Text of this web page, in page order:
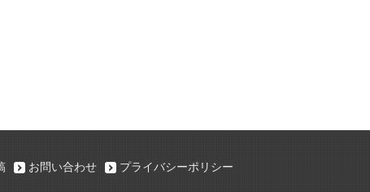
お問い合わせ
プライバシーポリシー